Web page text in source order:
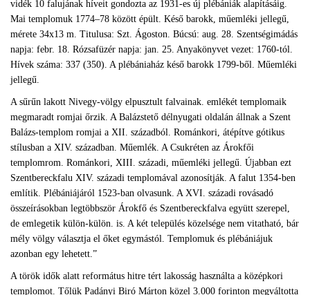
vidék 10 falujának híveit gondozta az 1931-es új plébániák alapításáig.
Mai templomuk 1774–78 között épült. Késő barokk, műemléki jellegű,
mérete 34x13 m. Titulusa: Szt. Ágoston. Búcsú: aug. 28. Szentségimádás
napja: febr. 18. Rózsafüzér napja: jan. 25. Anyakönyvet vezet: 1760-tól.
Hívek száma: 337 (350). A plébániaház késő barokk 1799-ből. Műemléki
jellegű.
A sűrűn lakott Nivegy-völgy elpusztult falvainak. emlékét templomaik
megmaradt romjai őrzik. A Balázstető délnyugati oldalán állnak a Szent
Balázs-templom romjai a XII. századból. Románkori, átépítve gótikus
stílusban a XIV. században. Műemlék. A Csukréten az Árokfői
templomrom. Románkori, XIII. századi, műemléki jellegű. Újabban ezt
Szentbereckfalu XIV. századi templomával azonosítják. A falut 1354-ben
említik. Plébániájáról 1523-ban olvasunk. A XVI. századi rovásadó
összeírásokban legtöbbször Árokfő és Szentbereckfalva együtt szerepel,
de emlegetik külön-külön. is. A két település közelsége nem vitatható, bár
mély völgy választja el őket egymástól. Templomuk és plébániájuk
azonban egy lehetett.”
A török idők alatt református hitre tért lakosság használta a középkori
templomot. Tőlük Padányi Biró Márton közel 3.000 forinton megváltotta